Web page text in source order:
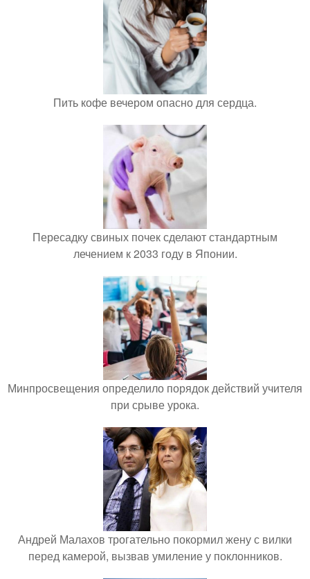
Пить кофе вечером опасно для сердца.
Пересадку свиных почек сделают стандартным
лечением к 2033 году в Японии.
Минпросвещения определило порядок действий учителя
при срыве урока.
Андрей Малахов трогательно покормил жену с вилки
перед камерой, вызвав умиление у поклонников.